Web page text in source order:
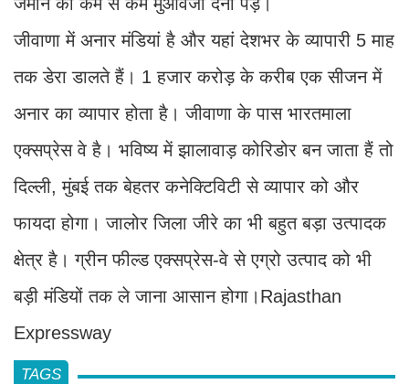
जीवाणा में अनार मंडियां है और यहां देशभर के व्यापारी 5 माह
तक डेरा डालते हैं। 1 हजार करोड़ के करीब एक सीजन में
अनार का व्यापार होता है। जीवाणा के पास भारतमाला
एक्सप्रेस वे है। भविष्य में झालावाड़ कोरिडोर बन जाता हैं तो
दिल्ली, मुंबई तक बेहतर कनेक्टिविटी से व्यापार को और
फायदा होगा। जालोर जिला जीरे का भी बहुत बड़ा उत्पादक
क्षेत्र है। ग्रीन फील्ड एक्सप्रेस-वे से एग्रो उत्पाद को भी
बड़ी मंडियों तक ले जाना आसान होगा।Rajasthan
Expressway
TAGS